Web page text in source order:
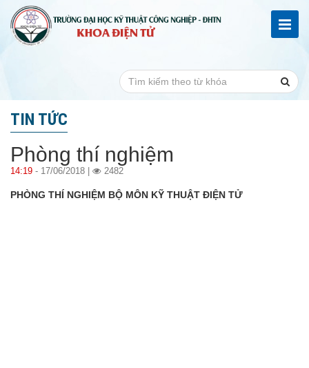
TIN TỨC
Phòng thí nghiệm
14:19 - 17/06/2018 | 2482
PHÒNG THÍ NGHIỆM BỘ MÔN KỸ THUẬT ĐIỆN TỬ